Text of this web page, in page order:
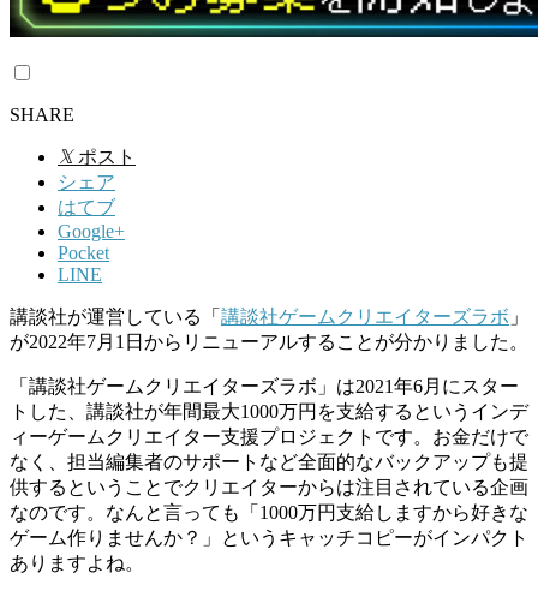
SHARE
𝕏 ポスト
シェア
はてブ
Google+
Pocket
LINE
講談社が運営している「 講談社ゲームクリエイターズラボ 」
が2022年7月1日からリニューアルすることが分かりました。
「講談社ゲームクリエイターズラボ」は2021年6月にスター
トした、講談社が年間最大1000万円を支給するというインデ
ィーゲームクリエイター支援プロジェクトです。お金だけで
なく、担当編集者のサポートなど全面的なバックアップも提
供するということでクリエイターからは注目されている企画
なのです。なんと言っても「1000万円支給しますから好きな
ゲーム作りませんか？」というキャッチコピーがインパクト
ありますよね。